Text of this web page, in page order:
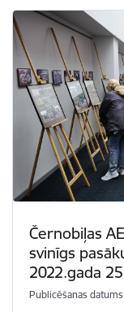
Černobiļas
svinīgs
2022.gada
Publicēšanas